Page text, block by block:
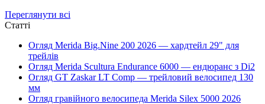
Переглянути всі
Статті
Огляд Merida Big.Nine 200 2026 — хардтейл 29" для
трейлів
Огляд Merida Scultura Endurance 6000 — ендюранс з Di2
Огляд GT Zaskar LT Comp — трейловий велосипед 130
мм
Огляд гравійного велосипеда Merida Silex 5000 2026